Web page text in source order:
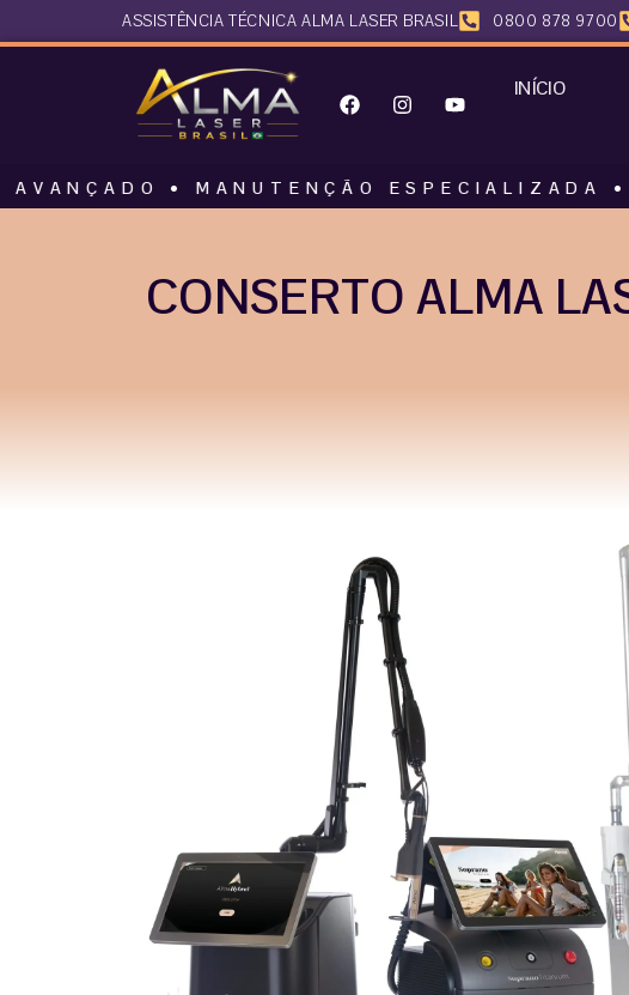
ASSISTÊNCIA TÉCNICA ALMA LASER BRASIL 0800 878 9700
INÍCIO
• MANUTENÇÃO ESPECIALIZADA •
CONSERTO ALMA